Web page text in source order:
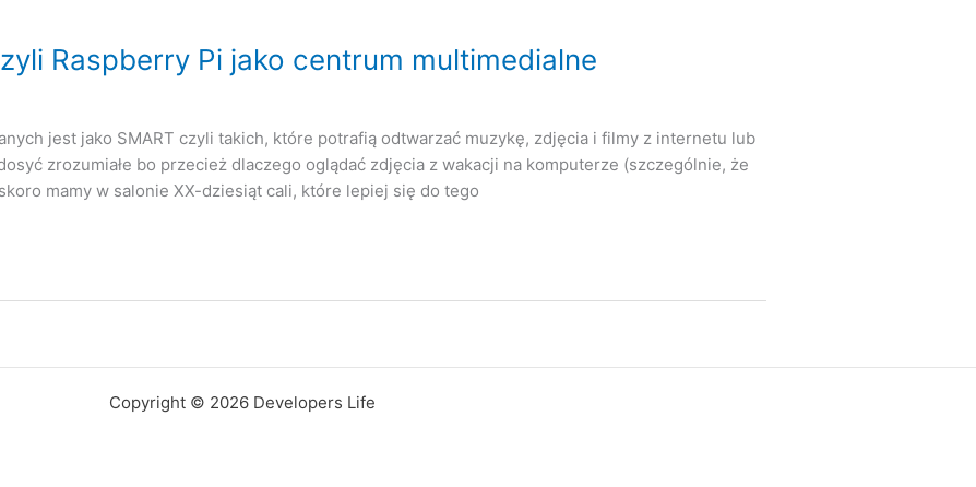
Raspberry Pi jako centrum multimedialne
jest jako SMART czyli takich, które potrafią odtwarzać muzykę, zdjęcia i filmy z internetu lub
zrozumiałe bo przecież dlaczego oglądać zdjęcia z wakacji na komputerze (szczególnie, że
mamy w salonie XX-dziesiąt cali, które lepiej się do tego
Copyright © 2026 Developers Life